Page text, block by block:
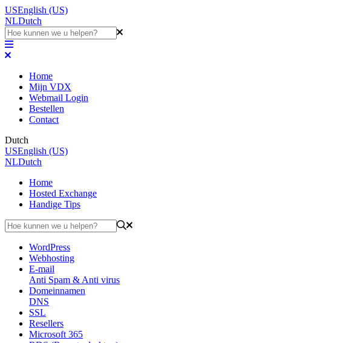
USEnglish (US)
NLDutch
Home
Mijn VDX
Webmail Login
Bestellen
Contact
Dutch
USEnglish (US)
NLDutch
Home
Hosted Exchange
Handige Tips
WordPress
Webhosting
E-mail
Anti Spam & Anti virus
Domeinnamen
DNS
SSL
Resellers
Microsoft 365